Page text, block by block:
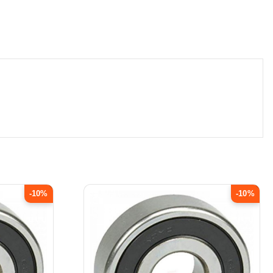
-10% -10%